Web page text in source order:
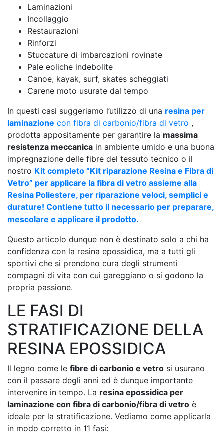
Laminazioni
Incollaggio
Restaurazioni
Rinforzi
Stuccature di imbarcazioni rovinate
Pale eoliche indebolite
Canoe, kayak, surf, skates scheggiati
Carene moto usurate dal tempo
In questi casi suggeriamo l’utilizzo di una resina per
laminazione con fibra di carbonio/fibra di vetro ,
prodotta appositamente per garantire la massima
resistenza meccanica in ambiente umido e una buona
impregnazione delle fibre del tessuto tecnico o il
nostro Kit completo “Kit riparazione Resina e Fibra di
Vetro” per applicare la fibra di vetro assieme alla
Resina Poliestere, per riparazione veloci, semplici e
durature! Contiene tutto il necessario per preparare,
mescolare e applicare il prodotto.
Questo articolo dunque non è destinato solo a chi ha
confidenza con la resina epossidica, ma a tutti gli
sportivi che si prendono cura degli strumenti
compagni di vita con cui gareggiano o si godono la
propria passione.
LE FASI DI
STRATIFICAZIONE DELLA
RESINA EPOSSIDICA
Il legno come le fibre di carbonio e vetro si usurano
con il passare degli anni ed è dunque importante
intervenire in tempo. La resina epossidica per
laminazione con fibra di carbonio/fibra di vetro è
ideale per la stratificazione. Vediamo come applicarla
in modo corretto in 11 fasi: